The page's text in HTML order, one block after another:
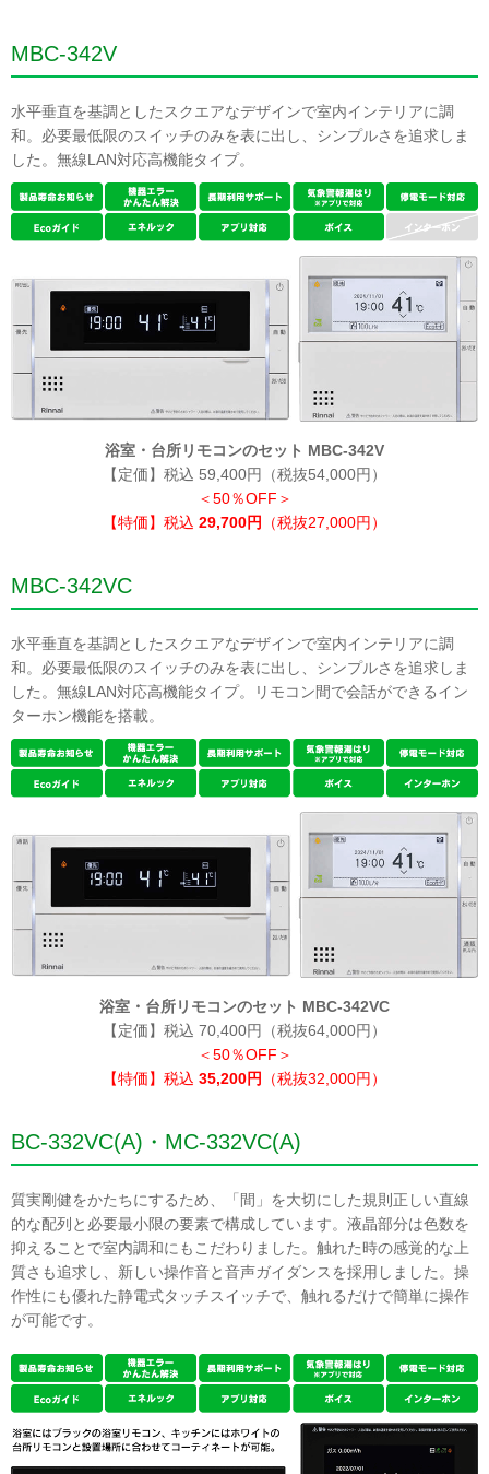
MBC-342V
水平垂直を基調としたスクエアなデザインで室内インテリアに調
和。必要最低限のスイッチのみを表に出し、シンプルさを追求しま
した。無線LAN対応高機能タイプ。
浴室・台所リモコンのセット MBC-342V
【定価】税込 59,400円（税抜54,000円）
＜50％OFF＞
【特価】税込 29,700円 （税抜27,000円）
MBC-342VC
水平垂直を基調としたスクエアなデザインで室内インテリアに調
和。必要最低限のスイッチのみを表に出し、シンプルさを追求しま
した。無線LAN対応高機能タイプ。リモコン間で会話ができるイン
ターホン機能を搭載。
浴室・台所リモコンのセット MBC-342VC
【定価】税込 70,400円（税抜64,000円）
＜50％OFF＞
【特価】税込 35,200円 （税抜32,000円）
BC-332VC(A)・MC-332VC(A)
質実剛健をかたちにするため、「間」を大切にした規則正しい直線
的な配列と必要最小限の要素で構成しています。液晶部分は色数を
抑えることで室内調和にもこだわりました。触れた時の感覚的な上
質さも追求し、新しい操作音と音声ガイダンスを採用しました。操
作性にも優れた静電式タッチスイッチで、触れるだけで簡単に操作
が可能です。